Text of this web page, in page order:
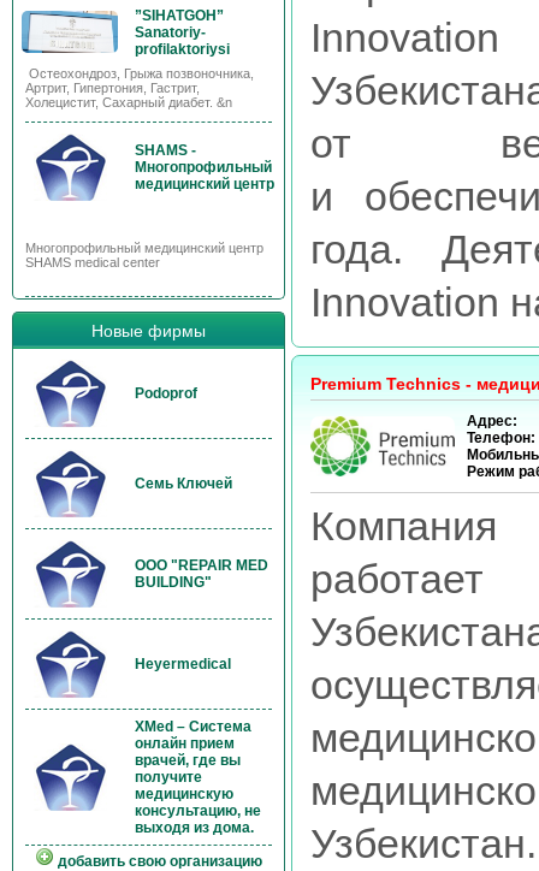
”SIHATGOH”
Sanatoriy-
profilaktoriysi
Остеохондроз, Грыжа позвоночника,
Артрит, Гипертония, Гастрит,
Холецистит, Сахарный диабет. &n
SHAMS -
Многопрофильный
медицинский центр
Многопрофильный медицинский центр
SHAMS medical center
Новые фирмы
Podoprof
Семь Ключей
OOO "REPAIR MED
BUILDING"
Heyermedical
XMed – Система
онлайн прием
врачей, где вы
получите
медицинскую
консультацию, не
выходя из дома.
добавить свою организацию
от
и
года.
Innovation
Premium Technics -
Адрес:
Телефон:
Режим